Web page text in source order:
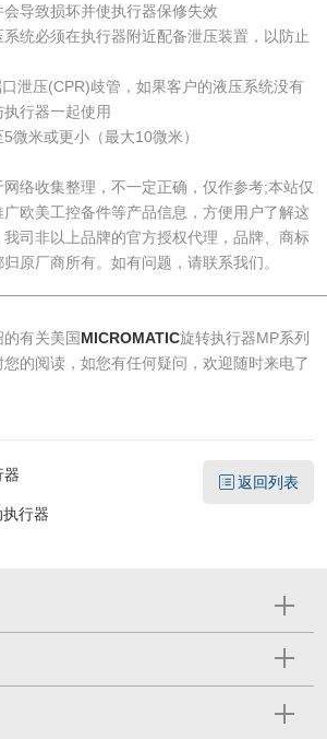
导致损坏并使执行器保修失效
统必须在执行器附近配备泄压装置，以防止
泄压(CPR)歧管，如果客户的液压系统没有
行器一起使用
米或更小（最大10微米）
络收集整理，不一定正确，仅作参考;本站仅
欧美工控备件等产品信息，方便用户了解这
司非以上品牌的官方授权代理，品牌、商标
原厂商所有。如有问题，请联系我们。
的有关美国MICROMATIC旋转执行器MP系列
的阅读，如您有任何疑问，欢迎随时来电了
器
执行器
返回列表